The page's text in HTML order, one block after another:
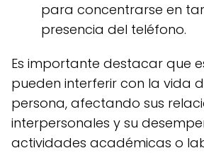
para concentrarse en
presencia del teléfono.
Es importante destacar que
pueden interferir con la vida
persona, afectando sus
interpersonales y su
actividades académicas o